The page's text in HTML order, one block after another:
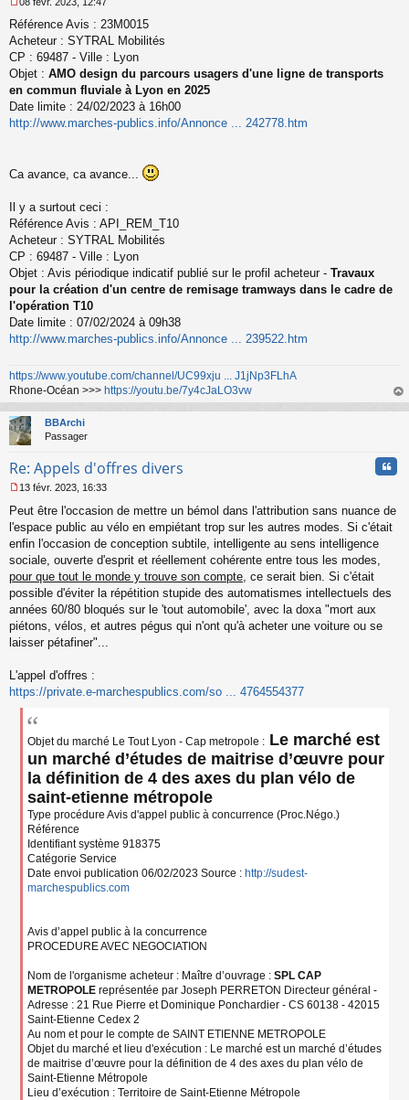
e
s
s
a
g
e
n
o
Référence Avis : 23M0015
Acheteur : SYTRAL Mobilités
CP : 69487 - Ville : Lyon
Objet : AMO design du parcours usagers d'une ligne de transports
en commun fluviale à Lyon en 2025
Date limite : 24/02/2023 à 16h00
http://www.marches-publics.info/Annonce ... 242778.htm
Ca avance, ca avance...
Il y a surtout ceci :
Référence Avis : API_REM_T10
Acheteur : SYTRAL Mobilités
CP : 69487 - Ville : Lyon
Objet : Avis périodique indicatif publié sur le profil acheteur - Travaux
pour la création d'un centre de remisage tramways dans le cadre de
l'opération T10
Date limite : 07/02/2024 à 09h38
http://www.marches-publics.info/Annonce ... 239522.htm
https://www.youtube.com/channel/UC99xju ... J1jNp3FLhA
Rhone-Océan >>> https://youtu.be/7y4cJaLO3vw
au
BBArchi
Passager
Re: Appels d'offres divers
e
s
s
g
e
n
o
n
u
13 févr. 2023, 16:33
Peut être l'occasion de mettre un bémol dans l'attribution sans nuance de
l'espace public au vélo en empiétant trop sur les autres modes. Si c'était
enfin l'occasion de conception subtile, intelligente au sens intelligence
sociale, ouverte d'esprit et réellement cohérente entre tous les modes,
pour que tout le monde y trouve son compte , ce serait bien. Si c'était
possible d'éviter la répétition stupide des automatismes intellectuels des
années 60/80 bloqués sur le 'tout automobile', avec la doxa "mort aux
piétons, vélos, et autres pégus qui n'ont qu'à acheter une voiture ou se
laisser pétafiner"...
L'appel d'offres :
https://private.e-marchespublics.com/so ... 4764554377
Objet du marché Le Tout Lyon - Cap metropole : Le marché est
un marché d’études de maitrise d’œuvre pour
la définition de 4 des axes du plan vélo de
saint-etienne métropole
Type procédure Avis d'appel public à concurrence (Proc.Négo.)
Référence
Identifiant système 918375
Catégorie Service
Date envoi publication 06/02/2023 Source : http://sudest-
marchespublics.com
Avis d’appel public à la concurrence
PROCEDURE AVEC NEGOCIATION
Nom de l'organisme acheteur : Maître d’ouvrage : SPL CAP
METROPOLE représentée par Joseph PERRETON Directeur général -
Adresse : 21 Rue Pierre et Dominique Ponchardier - CS 60138 - 42015
Saint-Etienne Cedex 2
Au nom et pour le compte de SAINT ETIENNE METROPOLE
Objet du marché et lieu d'exécution : Le marché est un marché d’études
de maitrise d’œuvre pour la définition de 4 des axes du plan vélo de
Saint-Etienne Métropole
Lieu d’exécution : Territoire de Saint-Etienne Métropole